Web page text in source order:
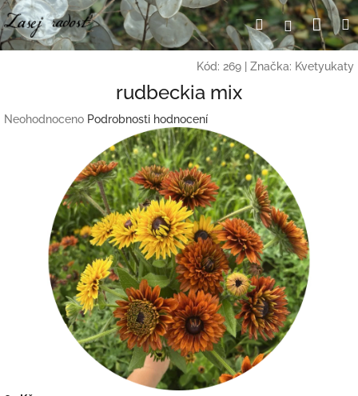
Přejít
na
obsah
HledatPřihlášení
Kód: 269 Značka: Kvetyukaty
rudbeckia mix
Průměrné
hvězdiček.
Neohodnoceno Podrobnosti hodnocení